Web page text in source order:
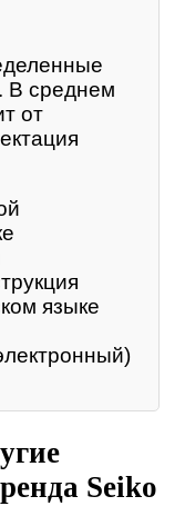
В среднем
от
языке
Seiko